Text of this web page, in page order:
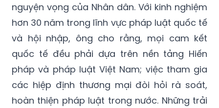
nguyện vọng của Nhân dân. Với kinh nghiệm
hơn 30 năm trong lĩnh vực pháp luật quốc tế
và hội nhập, ông cho rằng, mọi cam kết
quốc tế đều phải dựa trên nền tảng Hiến
pháp và pháp luật Việt Nam; việc tham gia
các hiệp định thương mại đòi hỏi rà soát,
hoàn thiện pháp luật trong nước. Những trải